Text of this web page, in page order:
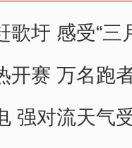
圩 感受“三
赛 万名跑
强对流天气